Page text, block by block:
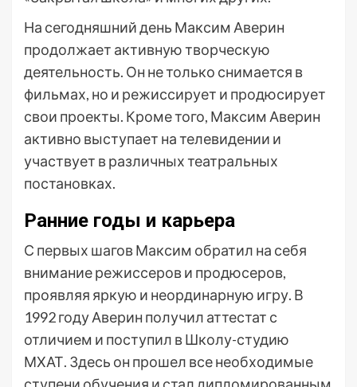
На сегодняшний день Максим Аверин
продолжает активную творческую
деятельность. Он не только снимается в
фильмах, но и режиссирует и продюсирует
свои проекты. Кроме того, Максим Аверин
активно выступает на телевидении и
участвует в различных театральных
постановках.
Ранние годы и карьера
С первых шагов Максим обратил на себя
внимание режиссеров и продюсеров,
проявляя яркую и неординарную игру. В
1992 году Аверин получил аттестат с
отличием и поступил в Школу-студию
МХАТ. Здесь он прошел все необходимые